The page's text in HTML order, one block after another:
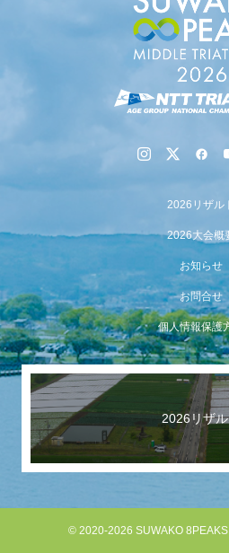
【受付終了】参加費無料! 5月6日
【会議報告】諏訪地域６市町村
2026リザル
2026大会概
お知らせ
お問合せ
個人情報保護
2026リザ
© 2020-2026 SUWAKO